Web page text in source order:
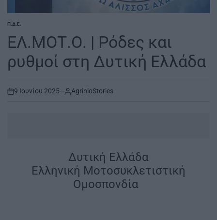
POSTED
Π.Δ.Ε.
ΕΛ.ΜΟΤ.Ο. | Ρόδες και
ρυθμοί στη Δυτική Ελλάδα
on
9 Ιουνίου 2025 AgrinioStories
Δυτική Ελλάδα
Ελληνική Μοτοσυκλετιστική
Ομοσπονδία